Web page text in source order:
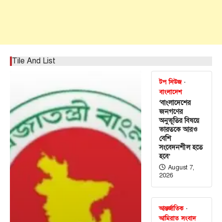
Tile And List
টপ নিউজ
বাংলাদেশ
‘বাংলাদেশের
জনগণের
অনুভূতির বিষয়ে
ভারতকে আরও
বেশি
সংবেদনশীল হতে
হবে’
August 7,
2026
আন্তর্জাতিক
আমিরাত সংবাদ